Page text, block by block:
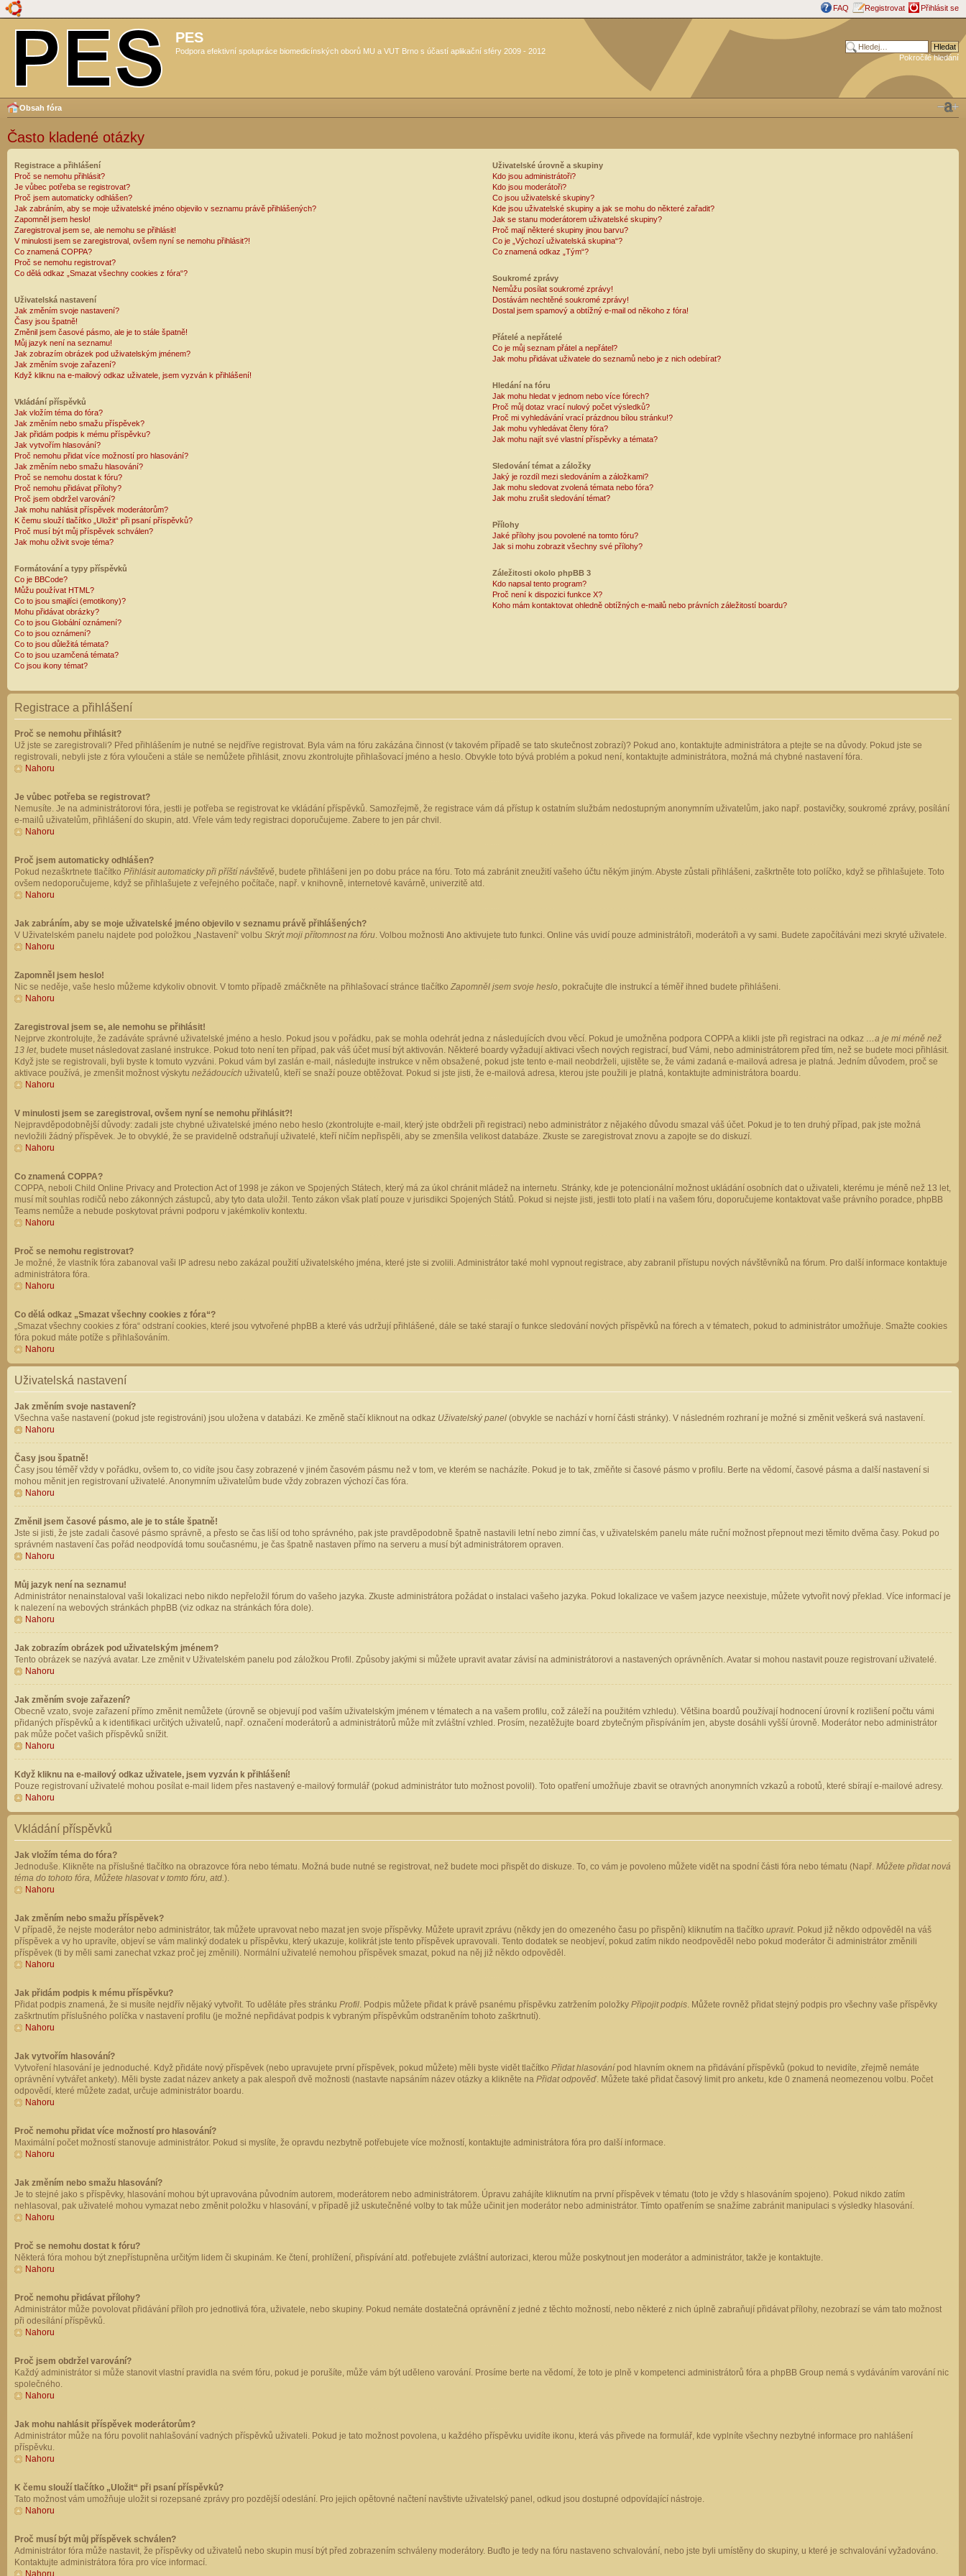
FAQ Registrovat Přihlásit se
PES
Podpora efektivní spolupráce biomedicínských oborů MU a VUT Brno s účastí aplikační sféry 2009 - 2012
Pokročilé hledání
Obsah fóra
Často kladené otázky
Registrace a přihlášení
Proč se nemohu přihlásit?
Je vůbec potřeba se registrovat?
Proč jsem automaticky odhlášen?
Jak zabráním, aby se moje uživatelské jméno objevilo v seznamu právě přihlášených?
Zapomněl jsem heslo!
Zaregistroval jsem se, ale nemohu se přihlásit!
V minulosti jsem se zaregistroval, ovšem nyní se nemohu přihlásit?!
Co znamená COPPA?
Proč se nemohu registrovat?
Co dělá odkaz „Smazat všechny cookies z fóra“?
Uživatelská nastavení
Jak změním svoje nastavení?
Časy jsou špatně!
Změnil jsem časové pásmo, ale je to stále špatně!
Můj jazyk není na seznamu!
Jak zobrazím obrázek pod uživatelským jménem?
Jak změním svoje zařazení?
Když kliknu na e-mailový odkaz uživatele, jsem vyzván k přihlášení!
Vkládání příspěvků
Jak vložím téma do fóra?
Jak změním nebo smažu příspěvek?
Jak přidám podpis k mému příspěvku?
Jak vytvořím hlasování?
Proč nemohu přidat více možností pro hlasování?
Jak změním nebo smažu hlasování?
Proč se nemohu dostat k fóru?
Proč nemohu přidávat přílohy?
Proč jsem obdržel varování?
Jak mohu nahlásit příspěvek moderátorům?
K čemu slouží tlačítko „Uložit“ při psaní příspěvků?
Proč musí být můj příspěvek schválen?
Jak mohu oživit svoje téma?
Formátování a typy příspěvků
Co je BBCode?
Můžu používat HTML?
Co to jsou smajlíci (emotikony)?
Mohu přidávat obrázky?
Co to jsou Globální oznámení?
Co to jsou oznámení?
Co to jsou důležitá témata?
Co to jsou uzamčená témata?
Co jsou ikony témat?
Uživatelské úrovně a skupiny
Kdo jsou administrátoři?
Kdo jsou moderátoři?
Co jsou uživatelské skupiny?
Kde jsou uživatelské skupiny a jak se mohu do některé zařadit?
Jak se stanu moderátorem uživatelské skupiny?
Proč mají některé skupiny jinou barvu?
Co je „Výchozí uživatelská skupina“?
Co znamená odkaz „Tým“?
Soukromé zprávy
Nemůžu posílat soukromé zprávy!
Dostávám nechtěné soukromé zprávy!
Dostal jsem spamový a obtížný e-mail od někoho z fóra!
Přátelé a nepřátelé
Co je můj seznam přátel a nepřátel?
Jak mohu přidávat uživatele do seznamů nebo je z nich odebírat?
Hledání na fóru
Jak mohu hledat v jednom nebo více fórech?
Proč můj dotaz vrací nulový počet výsledků?
Proč mi vyhledávání vrací prázdnou bílou stránku!?
Jak mohu vyhledávat členy fóra?
Jak mohu najít své vlastní příspěvky a témata?
Sledování témat a záložky
Jaký je rozdíl mezi sledováním a záložkami?
Jak mohu sledovat zvolená témata nebo fóra?
Jak mohu zrušit sledování témat?
Přílohy
Jaké přílohy jsou povolené na tomto fóru?
Jak si mohu zobrazit všechny své přílohy?
Záležitosti okolo phpBB 3
Kdo napsal tento program?
Proč není k dispozici funkce X?
Koho mám kontaktovat ohledně obtížných e-mailů nebo právních záležitostí boardu?
Registrace a přihlášení
Proč se nemohu přihlásit?
Už jste se zaregistrovali? Před přihlášením je nutné se nejdříve registrovat. Byla vám na fóru zakázána činnost (v takovém případě se tato skutečnost zobrazí)? Pokud ano, kontaktujte administrátora a ptejte se na důvody. Pokud jste se
registrovali, nebyli jste z fóra vyloučeni a stále se nemůžete přihlásit, znovu zkontrolujte přihlašovací jméno a heslo. Obvykle toto bývá problém a pokud není, kontaktujte administrátora, možná má chybné nastavení fóra.
Nahoru
Je vůbec potřeba se registrovat?
Nemusíte. Je na administrátorovi fóra, jestli je potřeba se registrovat ke vkládání příspěvků. Samozřejmě, že registrace vám dá přístup k ostatním službám nedostupným anonymním uživatelům, jako např. postavičky, soukromé zprávy, posílání
e-mailů uživatelům, přihlášení do skupin, atd. Vřele vám tedy registraci doporučujeme. Zabere to jen pár chvil.
Nahoru
Proč jsem automaticky odhlášen?
Pokud nezaškrtnete tlačítko Přihlásit automaticky při příští návštěvě, budete přihlášeni jen po dobu práce na fóru. Toto má zabránit zneužití vašeho účtu někým jiným. Abyste zůstali přihlášeni, zaškrtněte toto políčko, když se přihlašujete. Toto
ovšem nedoporučujeme, když se přihlašujete z veřejného počítače, např. v knihovně, internetové kavárně, univerzitě atd.
Nahoru
Jak zabráním, aby se moje uživatelské jméno objevilo v seznamu právě přihlášených?
V Uživatelském panelu najdete pod položkou „Nastavení“ volbu Skrýt moji přítomnost na fóru. Volbou možnosti Ano aktivujete tuto funkci. Online vás uvidí pouze administrátoři, moderátoři a vy sami. Budete započítáváni mezi skryté uživatele.
Nahoru
Zapomněl jsem heslo!
Nic se neděje, vaše heslo můžeme kdykoliv obnovit. V tomto případě zmáčkněte na přihlašovací stránce tlačítko Zapomněl jsem svoje heslo, pokračujte dle instrukcí a téměř ihned budete přihlášeni.
Nahoru
Zaregistroval jsem se, ale nemohu se přihlásit!
Nejprve zkontrolujte, že zadáváte správné uživatelské jméno a heslo. Pokud jsou v pořádku, pak se mohla odehrát jedna z následujících dvou věcí. Pokud je umožněna podpora COPPA a klikli jste při registraci na odkaz …a je mi méně než
13 let, budete muset následovat zaslané instrukce. Pokud toto není ten případ, pak váš účet musí být aktivován. Některé boardy vyžadují aktivaci všech nových registrací, buď Vámi, nebo administrátorem před tím, než se budete moci přihlásit.
Když jste se registrovali, byli byste k tomuto vyzváni. Pokud vám byl zaslán e-mail, následujte instrukce v něm obsažené, pokud jste tento e-mail neobdrželi, ujistěte se, že vámi zadaná e-mailová adresa je platná. Jedním důvodem, proč se
aktivace používá, je zmenšit možnost výskytu nežádoucích uživatelů, kteří se snaží pouze obtěžovat. Pokud si jste jisti, že e-mailová adresa, kterou jste použili je platná, kontaktujte administrátora boardu.
Nahoru
V minulosti jsem se zaregistroval, ovšem nyní se nemohu přihlásit?!
Nejpravděpodobnější důvody: zadali jste chybné uživatelské jméno nebo heslo (zkontrolujte e-mail, který jste obdrželi při registraci) nebo administrátor z nějakého důvodu smazal váš účet. Pokud je to ten druhý případ, pak jste možná
nevložili žádný příspěvek. Je to obvyklé, že se pravidelně odstraňují uživatelé, kteří ničím nepřispěli, aby se zmenšila velikost databáze. Zkuste se zaregistrovat znovu a zapojte se do diskuzí.
Nahoru
Co znamená COPPA?
COPPA, neboli Child Online Privacy and Protection Act of 1998 je zákon ve Spojených Státech, který má za úkol chránit mládež na internetu. Stránky, kde je potencionální možnost ukládání osobních dat o uživateli, kterému je méně než 13 let,
musí mít souhlas rodičů nebo zákonných zástupců, aby tyto data uložil. Tento zákon však platí pouze v jurisdikci Spojených Států. Pokud si nejste jisti, jestli toto platí i na vašem fóru, doporučujeme kontaktovat vaše právního poradce, phpBB
Teams nemůže a nebude poskytovat právni podporu v jakémkoliv kontextu.
Nahoru
Proč se nemohu registrovat?
Je možné, že vlastník fóra zabanoval vaši IP adresu nebo zakázal použití uživatelského jména, které jste si zvolili. Administrátor také mohl vypnout registrace, aby zabranil přístupu nových návštěvníků na fórum. Pro další informace kontaktuje
administrátora fóra.
Nahoru
Co dělá odkaz „Smazat všechny cookies z fóra“?
„Smazat všechny cookies z fóra“ odstraní cookies, které jsou vytvořené phpBB a které vás udržují přihlášené, dále se také starají o funkce sledování nových příspěvků na fórech a v tématech, pokud to administrátor umožňuje. Smažte cookies
fóra pokud máte potíže s přihlašováním.
Nahoru
Uživatelská nastavení
Jak změním svoje nastavení?
Všechna vaše nastavení (pokud jste registrováni) jsou uložena v databázi. Ke změně stačí kliknout na odkaz Uživatelský panel (obvykle se nachází v horní části stránky). V následném rozhraní je možné si změnit veškerá svá nastavení.
Nahoru
Časy jsou špatně!
Časy jsou téměř vždy v pořádku, ovšem to, co vidíte jsou časy zobrazené v jiném časovém pásmu než v tom, ve kterém se nacházíte. Pokud je to tak, změňte si časové pásmo v profilu. Berte na vědomí, časové pásma a další nastavení si
mohou měnit jen registrovaní uživatelé. Anonymním uživatelům bude vždy zobrazen výchozí čas fóra.
Nahoru
Změnil jsem časové pásmo, ale je to stále špatně!
Jste si jisti, že jste zadali časové pásmo správně, a přesto se čas liší od toho správného, pak jste pravděpodobně špatně nastavili letní nebo zimní čas, v uživatelském panelu máte ruční možnost přepnout mezi těmito dvěma časy. Pokud po
správném nastavení čas pořád neodpovídá tomu současnému, je čas špatně nastaven přímo na serveru a musí být administrátorem opraven.
Nahoru
Můj jazyk není na seznamu!
Administrátor nenainstaloval vaši lokalizaci nebo nikdo nepřeložil fórum do vašeho jazyka. Zkuste administrátora požádat o instalaci vašeho jazyka. Pokud lokalizace ve vašem jazyce neexistuje, můžete vytvořit nový překlad. Více informací je
k nalezení na webových stránkách phpBB (viz odkaz na stránkách fóra dole).
Nahoru
Jak zobrazím obrázek pod uživatelským jménem?
Tento obrázek se nazývá avatar. Lze změnit v Uživatelském panelu pod záložkou Profil. Způsoby jakými si můžete upravit avatar závisí na administrátorovi a nastavených oprávněních. Avatar si mohou nastavit pouze registrovaní uživatelé.
Nahoru
Jak změním svoje zařazení?
Obecně vzato, svoje zařazení přímo změnit nemůžete (úrovně se objevují pod vaším uživatelským jménem v tématech a na vašem profilu, což záleží na použitém vzhledu). Většina boardů používají hodnocení úrovní k rozlišení počtu vámi
přidaných příspěvků a k identifikaci určitých uživatelů, např. označení moderátorů a administrátorů může mít zvláštní vzhled. Prosím, nezatěžujte board zbytečným přispíváním jen, abyste dosáhli vyšší úrovně. Moderátor nebo administrátor
pak může počet vašich příspěvků snížit.
Nahoru
Když kliknu na e-mailový odkaz uživatele, jsem vyzván k přihlášení!
Pouze registrovaní uživatelé mohou posílat e-mail lidem přes nastavený e-mailový formulář (pokud administrátor tuto možnost povolil). Toto opatření umožňuje zbavit se otravných anonymních vzkazů a robotů, které sbírají e-mailové adresy.
Nahoru
Vkládání příspěvků
Jak vložím téma do fóra?
Jednoduše. Klikněte na příslušné tlačítko na obrazovce fóra nebo tématu. Možná bude nutné se registrovat, než budete moci přispět do diskuze. To, co vám je povoleno můžete vidět na spodní části fóra nebo tématu (Např. Můžete přidat nová
téma do tohoto fóra, Můžete hlasovat v tomto fóru, atd.).
Nahoru
Jak změním nebo smažu příspěvek?
V případě, že nejste moderátor nebo administrátor, tak můžete upravovat nebo mazat jen svoje příspěvky. Můžete upravit zprávu (někdy jen do omezeného času po přispění) kliknutím na tlačítko upravit. Pokud již někdo odpověděl na váš
příspěvek a vy ho upravíte, objeví se vám malinký dodatek u příspěvku, který ukazuje, kolikrát jste tento příspěvek upravovali. Tento dodatek se neobjeví, pokud zatím nikdo neodpověděl nebo pokud moderátor či administrátor změnili
příspěvek (ti by měli sami zanechat vzkaz proč jej změnili). Normální uživatelé nemohou příspěvek smazat, pokud na něj již někdo odpověděl.
Nahoru
Jak přidám podpis k mému příspěvku?
Přidat podpis znamená, že si musíte nejdřív nějaký vytvořit. To uděláte přes stránku Profil. Podpis můžete přidat k právě psanému příspěvku zatržením položky Připojit podpis. Můžete rovněž přidat stejný podpis pro všechny vaše příspěvky
zaškrtnutím příslušného políčka v nastavení profilu (je možné nepřidávat podpis k vybraným příspěvkům odstraněním tohoto zaškrtnutí).
Nahoru
Jak vytvořím hlasování?
Vytvoření hlasování je jednoduché. Když přidáte nový příspěvek (nebo upravujete první příspěvek, pokud můžete) měli byste vidět tlačítko Přidat hlasování pod hlavním oknem na přidávání příspěvků (pokud to nevidíte, zřejmě nemáte
oprávnění vytvářet ankety). Měli byste zadat název ankety a pak alespoň dvě možnosti (nastavte napsáním název otázky a klikněte na Přidat odpověď. Můžete také přidat časový limit pro anketu, kde 0 znamená neomezenou volbu. Počet
odpovědí, které můžete zadat, určuje administrátor boardu.
Nahoru
Proč nemohu přidat více možností pro hlasování?
Maximální počet možností stanovuje administrátor. Pokud si myslíte, že opravdu nezbytně potřebujete více možností, kontaktujte administrátora fóra pro další informace.
Nahoru
Jak změním nebo smažu hlasování?
Je to stejné jako s příspěvky, hlasování mohou být upravována původním autorem, moderátorem nebo administrátorem. Úpravu zahájíte kliknutím na první příspěvek v tématu (toto je vždy s hlasováním spojeno). Pokud nikdo zatím
nehlasoval, pak uživatelé mohou vymazat nebo změnit položku v hlasování, v případě již uskutečněné volby to tak může učinit jen moderátor nebo administrátor. Tímto opatřením se snažíme zabránit manipulaci s výsledky hlasování.
Nahoru
Proč se nemohu dostat k fóru?
Některá fóra mohou být znepřístupněna určitým lidem či skupinám. Ke čtení, prohlížení, přispívání atd. potřebujete zvláštní autorizaci, kterou může poskytnout jen moderátor a administrátor, takže je kontaktujte.
Nahoru
Proč nemohu přidávat přílohy?
Administrátor může povolovat přidávání příloh pro jednotlivá fóra, uživatele, nebo skupiny. Pokud nemáte dostatečná oprávnění z jedné z těchto možností, nebo některé z nich úplně zabraňují přidávat přílohy, nezobrazí se vám tato možnost
při odesílání příspěvků.
Nahoru
Proč jsem obdržel varování?
Každý administrátor si může stanovit vlastní pravidla na svém fóru, pokud je porušíte, může vám být uděleno varování. Prosíme berte na vědomí, že toto je plně v kompetenci administrátorů fóra a phpBB Group nemá s vydáváním varování nic
společného.
Nahoru
Jak mohu nahlásit příspěvek moderátorům?
Administrátor může na fóru povolit nahlašování vadných příspěvků uživateli. Pokud je tato možnost povolena, u každého příspěvku uvidíte ikonu, která vás přivede na formulář, kde vyplníte všechny nezbytné informace pro nahlášení
příspěvku.
Nahoru
K čemu slouží tlačítko „Uložit“ při psaní příspěvků?
Tato možnost vám umožňuje uložit si rozepsané zprávy pro pozdější odeslání. Pro jejich opětovné načtení navštivte uživatelský panel, odkud jsou dostupné odpovídající nástroje.
Nahoru
Proč musí být můj příspěvek schválen?
Administrátor fóra může nastavit, že příspěvky od uživatelů nebo skupin musí být před zobrazením schváleny moderátory. Buďto je tedy na fóru nastaveno schvalování, nebo jste byli umístěny do skupiny, u které je schvalování vyžadováno.
Kontaktujte administrátora fóra pro více informací.
Nahoru